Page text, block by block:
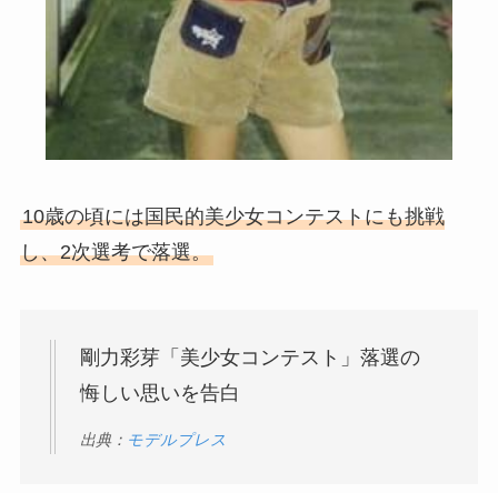
10歳の頃には国民的美少女コンテストにも挑戦
し、2次選考で落選。
剛力彩芽「美少女コンテスト」落選の
悔しい思いを告白
出典： モデルプレス